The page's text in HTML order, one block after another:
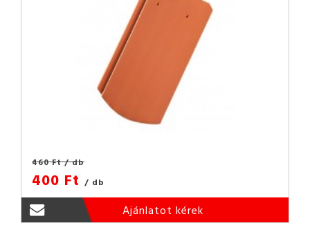
460 Ft/ db
400 Ft / db
Ajánlatot kérek